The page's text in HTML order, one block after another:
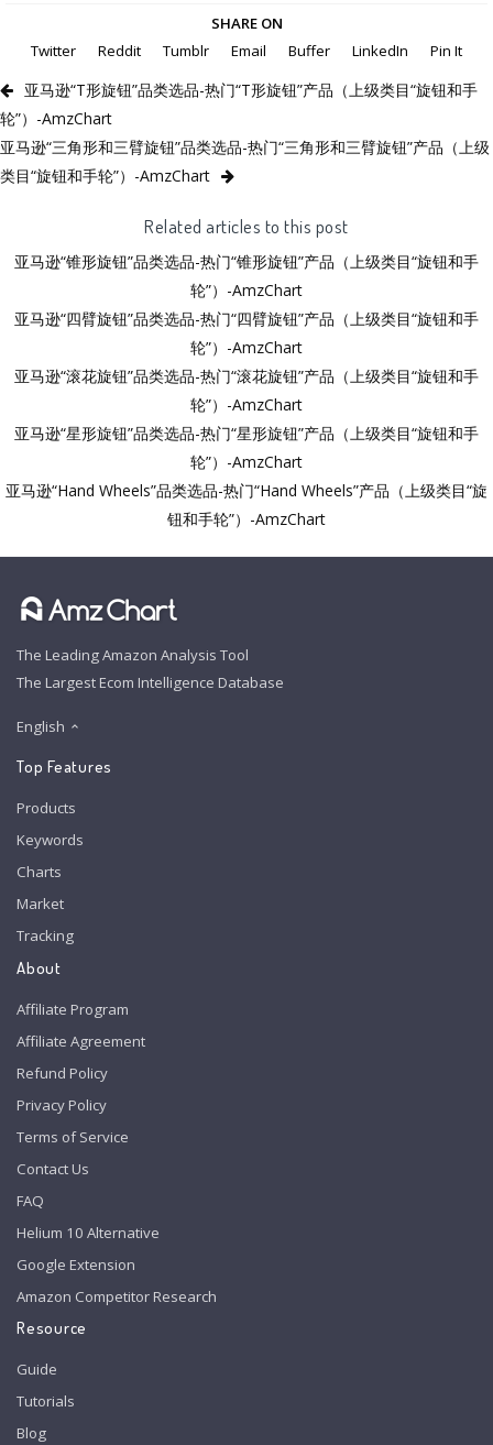
SHARE ON
Twitter
Reddit Tumblr Email Buffer LinkedIn Pin It
亚马逊“T形旋钮”品类选品-热门“T形旋钮”产品（上级类目“旋钮和手
轮”）-AmzChart
亚马逊“三角形和三臂旋钮”品类选品-热门“三角形和三臂旋钮”产品（上级
类目“旋钮和手轮”）-AmzChart
Related articles to this post
亚马逊“锥形旋钮”品类选品-热门“锥形旋钮”产品（上级类目“旋钮和手
轮”）-AmzChart
亚马逊“四臂旋钮”品类选品-热门“四臂旋钮”产品（上级类目“旋钮和手
轮”）-AmzChart
亚马逊“滚花旋钮”品类选品-热门“滚花旋钮”产品（上级类目“旋钮和手
轮”）-AmzChart
亚马逊“星形旋钮”品类选品-热门“星形旋钮”产品（上级类目“旋钮和手
轮”）-AmzChart
亚马逊“Hand Wheels”品类选品-热门“Hand Wheels”产品（上级类目“旋
钮和手轮”）-AmzChart
The Leading Amazon Analysis Tool
The Largest Ecom Intelligence Database
English
Top Features
Products
Keywords
Charts
Market
Tracking
About
Affiliate Program
Affiliate Agreement
Refund Policy
Privacy Policy
Terms of Service
Contact Us
FAQ
Helium 10 Alternative
Google Extension
Amazon Competitor Research
Resource
Guide
Tutorials
Blog